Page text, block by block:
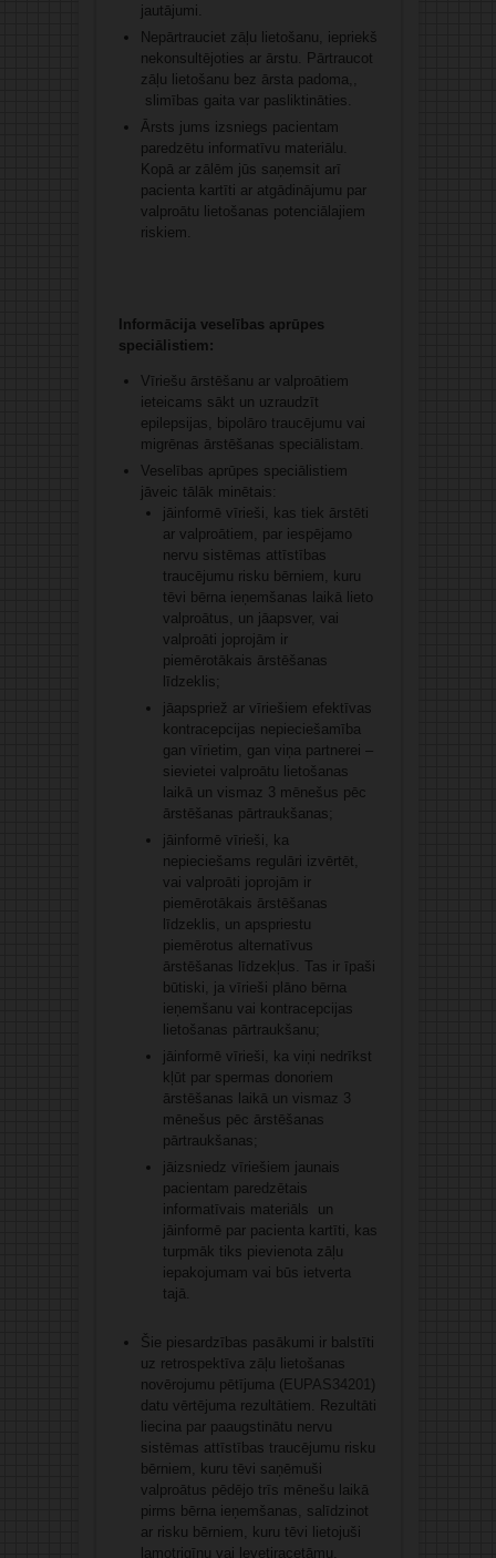
jautājumi.
Nepārtrauciet zāļu lietošanu, iepriekš
nekonsultējoties ar ārstu. Pārtraucot
zāļu lietošanu bez ārsta padoma,,
slimības gaita var pasliktināties.
Ārsts jums izsniegs pacientam
paredzētu informatīvu materiālu.
Kopā ar zālēm jūs saņemsit arī
pacienta kartīti ar atgādinājumu par
valproātu lietošanas potenciālajiem
riskiem.
Informācija veselības aprūpes
speciālistiem:
Vīriešu ārstēšanu ar valproātiem
ieteicams sākt un uzraudzīt
epilepsijas, bipolāro traucējumu vai
migrēnas ārstēšanas speciālistam.
Veselības aprūpes speciālistiem
jāveic tālāk minētais:
jāinformē vīrieši, kas tiek ārstēti
ar valproātiem, par iespējamo
nervu sistēmas attīstības
traucējumu risku bērniem, kuru
tēvi bērna ieņemšanas laikā lieto
valproātus, un jāapsver, vai
valproāti joprojām ir
piemērotākais ārstēšanas
līdzeklis;
jāapspriež ar vīriešiem efektīvas
kontracepcijas nepieciešamība
gan vīrietim, gan viņa partnerei –
sievietei valproātu lietošanas
laikā un vismaz 3 mēnešus pēc
ārstēšanas pārtraukšanas;
jāinformē vīrieši, ka
nepieciešams regulāri izvērtēt,
vai valproāti joprojām ir
piemērotākais ārstēšanas
līdzeklis, un apspriestu
piemērotus alternatīvus
ārstēšanas līdzekļus. Tas ir īpaši
būtiski, ja vīrieši plāno bērna
ieņemšanu vai kontracepcijas
lietošanas pārtraukšanu;
jāinformē vīrieši, ka viņi nedrīkst
kļūt par spermas donoriem
ārstēšanas laikā un vismaz 3
mēnešus pēc ārstēšanas
pārtraukšanas;
jāizsniedz vīriešiem jaunais
pacientam paredzētais
informatīvais materiāls un
jāinformē par pacienta kartīti, kas
turpmāk tiks pievienota zāļu
iepakojumam vai būs ietverta
tajā.
Šie piesardzības pasākumi ir balstīti
uz retrospektīva zāļu lietošanas
novērojumu pētījuma (EUPAS34201)
datu vērtējuma rezultātiem. Rezultāti
liecina par paaugstinātu nervu
sistēmas attīstības traucējumu risku
bērniem, kuru tēvi saņēmuši
valproātus pēdējo trīs mēnešu laikā
pirms bērna ieņemšanas, salīdzinot
ar risku bērniem, kuru tēvi lietojuši
lamotrigīnu vai levetiracetāmu.